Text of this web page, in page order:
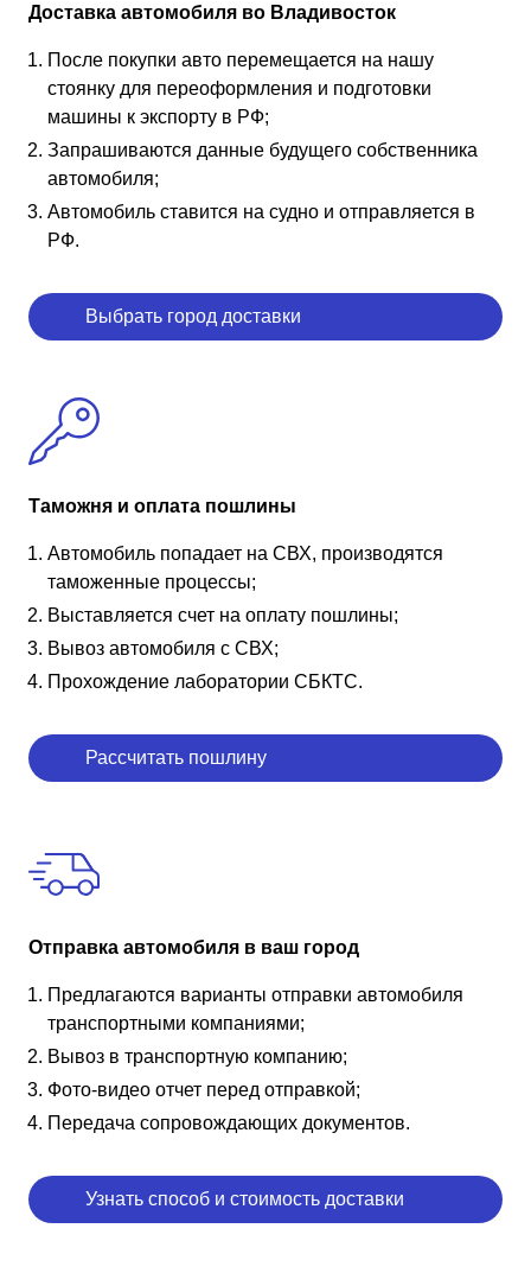
Доставка автомобиля во Владивосток
После покупки авто перемещается на нашу
стоянку для переоформления и подготовки
машины к экспорту в РФ;
Запрашиваются данные будущего собственника
автомобиля;
Автомобиль ставится на судно и отправляется в
РФ.
Выбрать город доставки
Таможня и оплата пошлины
Автомобиль попадает на СВХ, производятся
таможенные процессы;
Выставляется счет на оплату пошлины;
Вывоз автомобиля с СВХ;
Прохождение лаборатории СБКТС.
Рассчитать пошлину
Отправка автомобиля в ваш город
Предлагаются варианты отправки автомобиля
транспортными компаниями;
Вывоз в транспортную компанию;
Фото-видео отчет перед отправкой;
Передача сопровождающих документов.
Узнать способ и стоимость доставки